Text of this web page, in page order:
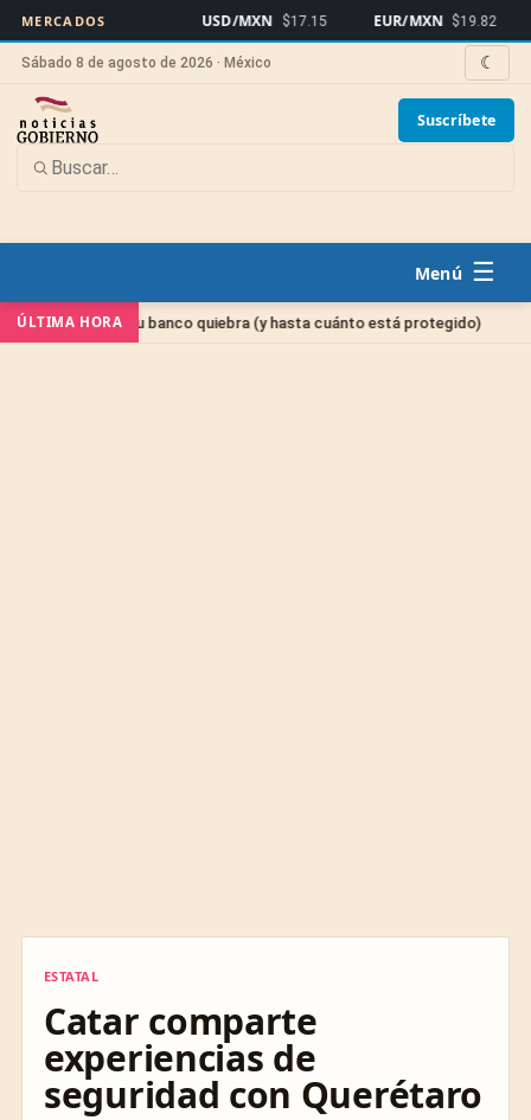
MERCADOS USD/MXN $17.15 EUR/MXN $19.82
Sábado 8 de agosto de 2026 · México ☾
Suscríbete
☰
ÚLTIMA HORA
si tu banco quiebra (y hasta cuánto está protegido) Sin
ESTATAL
Catar comparte
experiencias de
seguridad con Querétaro